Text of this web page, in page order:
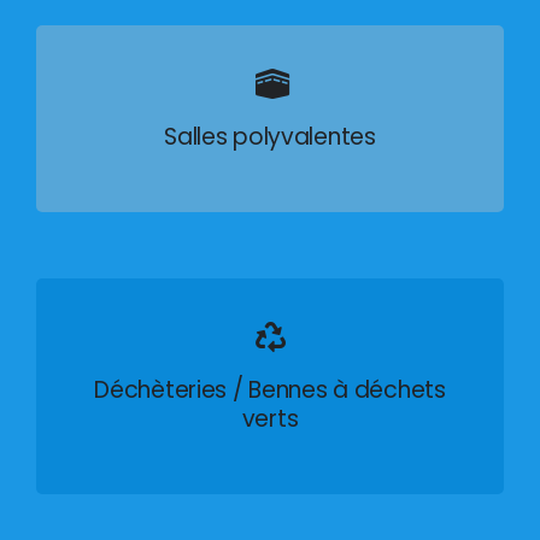
Salles polyvalentes
Déchèteries / Bennes à déchets
verts